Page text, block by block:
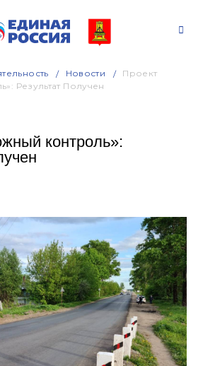
Новости
Проект
Результат Получен
контроль»: